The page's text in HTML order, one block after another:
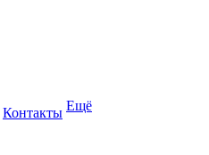
Контакты Ещё